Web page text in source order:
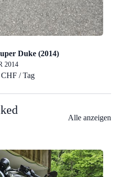
Duke (2014)
2014
/ Tag
Alle anzeigen